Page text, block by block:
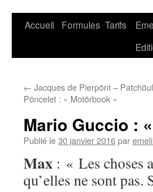
Accueil Formules Tarifs
← Jacques de Pierpönt –
Pöncelet : « Motörbook »
Mario Guccio :
Publié le30 janvier 2016par
Max : « Les choses
qu’elles ne sont